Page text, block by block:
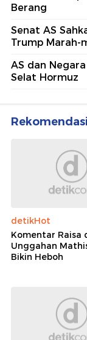
Berang
Senat AS
Trump Marah-
AS dan Negara
Selat Hormuz
Rekomendasi
detikHot
Komentar Raisa
Unggahan
Bikin Heboh